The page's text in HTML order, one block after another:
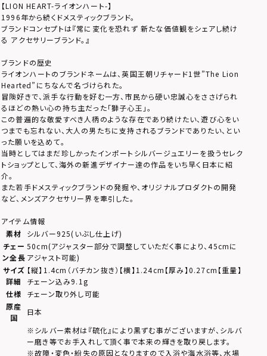
【LION HEART-ライオンハート-】
1996年から続くドメスティックブランド。
ブランドコンセプトは『常に変化を恐れず 新たな価値観をシェアし続け
る アクセサリーブランド。』
ブランドの歴史
ライオンハートのブランドネームは、英国王朝リチャード1世”The Lion
Hearted”にちなんで名づけられた。
冒険好きで、派手な行動を好む一方、市民から硬い忠誠心をささげられ
るほどの熱い心の持ち主だった「獅子心王」。
この普遍的な敬愛すべき人柄のような存在であり続けたい、遊び心をい
つまでも忘れない、大人の男たちに支持されるブランドでありたい、とい
った願いを込めて。
当時としてはまだ珍しかったインポートシルバージュエリーを扱うセレク
トショップとして、海外の新進デザイナー達の作品をいち早く日本に紹
介。
また若手ドメスティックブランドの発掘や、オリジナルプロダクトの開発
など、メンズアクセサリー界を牽引した。
アイテム情報
素材
シルバー925(いぶし仕上げ)
チェー
ン全長
50cm(アジャスター部分で調整していただく事により、45cmに
アジャスト可能)
サイズ
詳細
【縦】1.4cm（バチカン抜き）【横】1.24cm【厚み】0.27cm【重量】
チェーン込み9.1g
仕様
チェーン取り外し可能
原産
国
日本
※シルバー素材は『硫化』により黒ずむ事がございますが、シルバ
ー磨き等でお手入れして頂く事で本来の輝きを取り戻します。
※故障・変色・紛失の原因となりますので入浴や海水浴等、水場